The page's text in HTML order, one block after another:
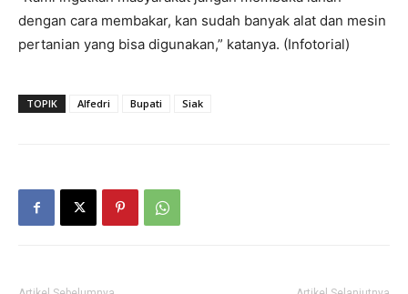
dengan cara membakar, kan sudah banyak alat dan mesin
pertanian yang bisa digunakan,” katanya. (Infotorial)
TOPIK Alfedri Bupati Siak